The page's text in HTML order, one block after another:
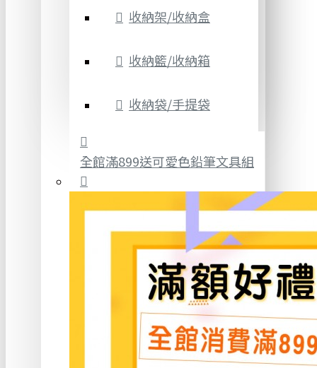
收納架/收納盒
收納籃/收納箱
收納袋/手提袋
全館滿899送可愛色鉛筆文具組